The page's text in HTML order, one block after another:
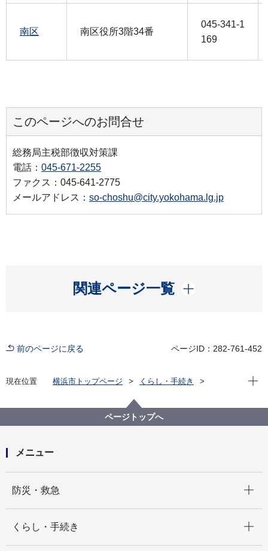
南区 南区役所3階34番
045-341-1
169
このページへのお問合せ
総務局主税部徴収対策課
電話： 045-671-2255
ファクス：045-641-2775
メールアドレス： so-choshu@city.yokohama.lg.jp
関連ページ一覧
開く
前のページに戻る ページID：282-761-452
現在位置 横浜市トップページ
くらし・手続き
納税にお困りの場合は
現在
ページトップへ
メニュー
防災・救急
くらし・手続き